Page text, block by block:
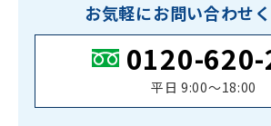
お気軽にお問い合わせ
0120-
平日 9:00〜18:00